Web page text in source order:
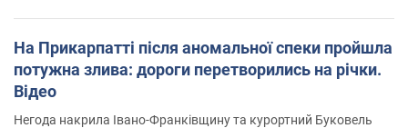
На Прикарпатті після аномальної спеки пройшла
потужна злива: дороги перетворились на річки.
Відео
Негода накрила Івано-Франківщину та курортний Буковель